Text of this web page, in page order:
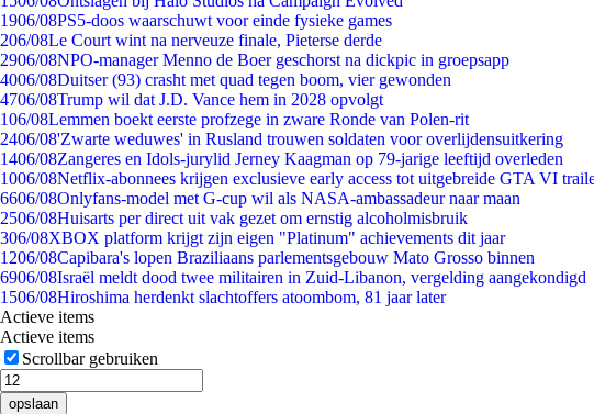
1906/08PS5-doos waarschuwt voor einde fysieke games
206/08Le Court wint na nerveuze finale, Pieterse derde
2906/08NPO-manager Menno de Boer geschorst na dickpic in groepsapp
4006/08Duitser (93) crasht met quad tegen boom, vier gewonden
4706/08Trump wil dat J.D. Vance hem in 2028 opvolgt
106/08Lemmen boekt eerste profzege in zware Ronde van Polen-rit
2406/08'Zwarte weduwes' in Rusland trouwen soldaten voor overlijdensuitkering
1406/08Zangeres en Idols-jurylid Jerney Kaagman op 79-jarige leeftijd overleden
1006/08Netflix-abonnees krijgen exclusieve early access tot uitgebreide GTA VI
6606/08Onlyfans-model met G-cup wil als NASA-ambassadeur naar maan
2506/08Huisarts per direct uit vak gezet om ernstig alcoholmisbruik
306/08XBOX platform krijgt zijn eigen "Platinum" achievements dit jaar
1206/08Capibara's lopen Braziliaans parlementsgebouw Mato Grosso binnen
6906/08Israël meldt dood twee militairen in Zuid-Libanon, vergelding aangekondigd
1506/08Hiroshima herdenkt slachtoffers atoombom, 81 jaar later
Actieve items
Actieve items
Scrollbar gebruiken
opslaan